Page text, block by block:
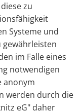
zu
Systeme und
im Falle eines
notwendigen
anonym
werden durch die
eG" daher